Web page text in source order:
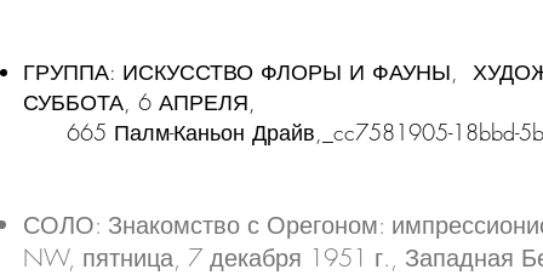
ГРУППА: ИСКУССТВО ФЛОРЫ И ФАУНЫ,
СУББОТА, 6 АПРЕЛЯ,
665 Палм-Каньон Драйв,_cc7581905-18bbd-
СОЛО: Знакомство с Орегоном:
NW, пятница, 7 декабря 1951 г., Западная